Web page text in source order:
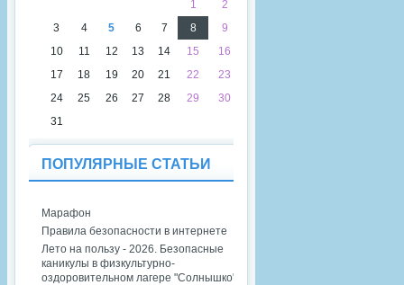
1
2
3
4 5 6 7 8
9
10
11 12 13 14 15
16
17
18 19 20 21 22
23
24
25 26 27 28 29
30
31
ПОПУЛЯРНЫЕ СТАТЬИ
Марафон
Правила безопасности в интернете
Лето на пользу - 2026. Безопасные
каникулы в физкультурно-
оздоровительном лагере "Солнышко"